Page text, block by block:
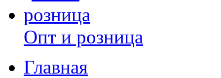
Опт и розница
Главная